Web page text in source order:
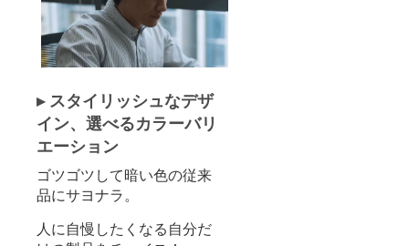
▸ スタイリッシュなデザ
イン、選べるカラーバリ
エーション
ゴツゴツして暗い色の従来
品にサヨナラ。
人に自慢したくなる自分だ